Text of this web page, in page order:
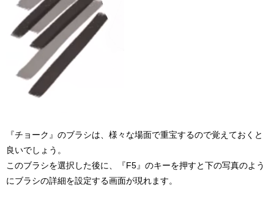
『チョーク』のブラシは、様々な場面で重宝するので覚えておくと
良いでしょう。
このブラシを選択した後に、『F5』のキーを押すと下の写真のよう
にブラシの詳細を設定する画面が現れます。